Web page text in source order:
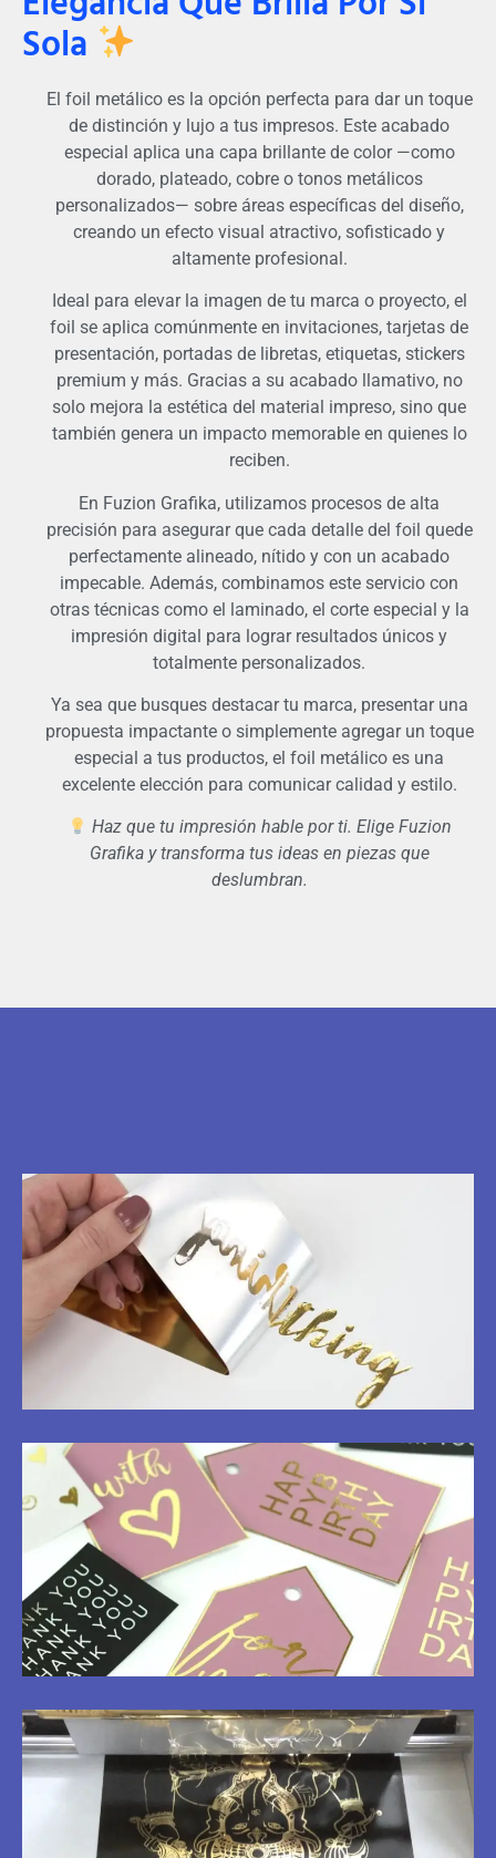
Sola
El foil metálico es la opción perfecta para dar un toque
de distinción y lujo a tus impresos. Este acabado
especial aplica una capa brillante de color —como
dorado, plateado, cobre o tonos metálicos
personalizados— sobre áreas específicas del diseño,
creando un efecto visual atractivo, sofisticado y
altamente profesional.
Ideal para elevar la imagen de tu marca o proyecto, el
foil se aplica comúnmente en invitaciones, tarjetas de
presentación, portadas de libretas, etiquetas, stickers
premium y más. Gracias a su acabado llamativo, no
solo mejora la estética del material impreso, sino que
también genera un impacto memorable en quienes lo
reciben.
En Fuzion Grafika, utilizamos procesos de alta
precisión para asegurar que cada detalle del foil quede
perfectamente alineado, nítido y con un acabado
impecable. Además, combinamos este servicio con
otras técnicas como el laminado, el corte especial y la
impresión digital para lograr resultados únicos y
totalmente personalizados.
Ya sea que busques destacar tu marca, presentar una
propuesta impactante o simplemente agregar un toque
especial a tus productos, el foil metálico es una
excelente elección para comunicar calidad y estilo.
Haz que tu impresión hable por ti. Elige Fuzion
Grafika y transforma tus ideas en piezas que
deslumbran.